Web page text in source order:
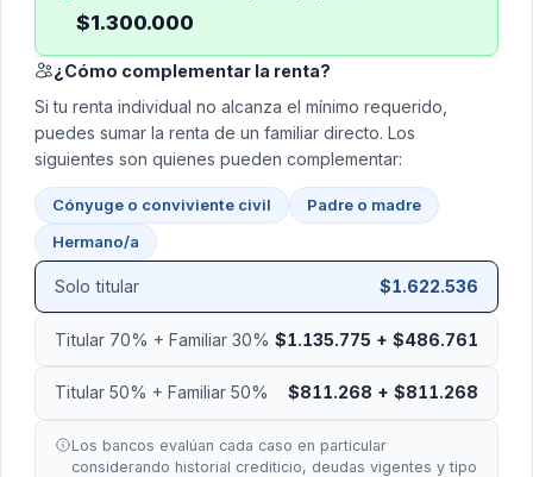
$1.300.000
¿Cómo complementar la renta?
Si tu renta individual no alcanza el mínimo requerido,
puedes sumar la renta de un familiar directo. Los
siguientes son quienes pueden complementar:
Cónyuge o conviviente civil
Padre o madre
Hermano/a
Solo titular $1.622.536
Titular 70% + Familiar 30% $1.135.775 + $486.761
Titular 50% + Familiar 50% $811.268 + $811.268
Los bancos evalúan cada caso en particular
considerando historial crediticio, deudas vigentes y tipo